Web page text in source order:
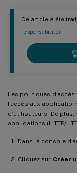
Ce article a été
responsabilité)
Les politiques
l’accès aux
d’utilisateurs. De
applications (HTTP/
Dans la console
Cliquez sur Créer